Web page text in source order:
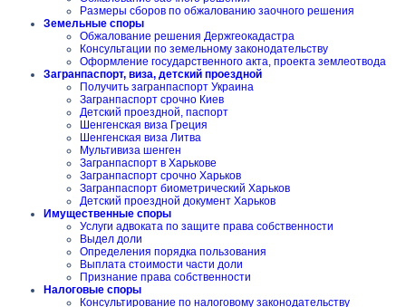
Размеры сборов по обжалованию заочного решения
Земельные споры
Обжалование решения Держгеокадастра
Консультации по земельному законодательству
Оформление государственного акта, проекта землеотвода
Загранпаспорт, виза, детский проездной
Получить загранпаспорт Украина
Загранпаспорт срочно Киев
Детский проездной, паспорт
Шенгенская виза Греция
Шенгенская виза Литва
Мультивиза шенген
Загранпаспорт в Харькове
Загранпаспорт срочно Харьков
Загранпаспорт биометрический Харьков
Детский проездной документ Харьков
Имущественные споры
Услуги адвоката по защите права собственности
Выдел доли
Определения порядка пользования
Выплата стоимости части доли
Признание права собственности
Налоговые споры
Консультирование по налоговому законодательству